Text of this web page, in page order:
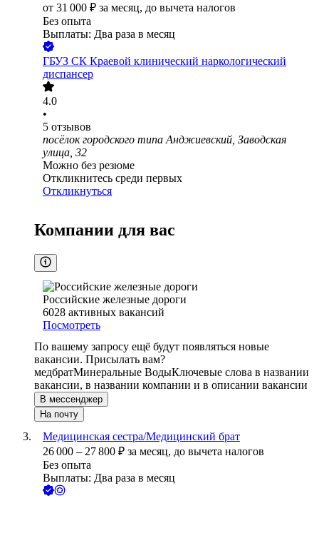
от 31 000 ₽ за месяц, до вычета налогов
Без опыта
Выплаты: Два раза в месяц
ГБУЗ СК Краевой клинический наркологический
диспансер
4.0
•
5 отзывов
посёлок городского типа Анджиевский, Заводская
улица, 32
Можно без резюме
Откликнитесь среди первых
Откликнуться
Компании для вас
Российские железные дороги
6028 активных вакансий
Посмотреть
По вашему запросу ещё будут появляться новые
вакансии. Присылать вам?
медбратМинеральные ВодыКлючевые слова в названии
вакансии, в названии компании и в описании вакансии
В мессенджер
На почту
Медицинская сестра/Медицинский брат
26 000 – 27 800 ₽ за месяц, до вычета налогов
Без опыта
Выплаты: Два раза в месяц